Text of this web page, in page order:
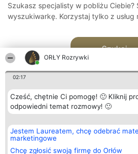
ORŁY Rozrywki
02:17
Cześć, chętnie Ci pomogę! 🙂 Kliknij
odpowiedni temat rozmowy! 🙂
Jestem Laureatem, chcę odebrać
marketingowe
Chcę zgłosić swoją firmę do Orłów
Szukasz specjalisty w pobliżu Ciebie?
wyszukiwarkę. Korzystaj tylko z usług
Szukaj
Organizator plebiscytu
Bright Side Solutions sp. z o.
o. sp. k.
ul. Ruska 22
Plebiscyt
Laureaci
wszystkich